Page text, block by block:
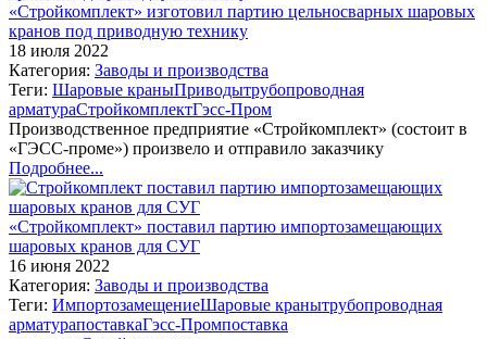
«Стройкомплект» изготовил партию цельносварных шаровых
кранов под приводную технику
18 июля 2022
Категория: Заводы и производства
Теги: Шаровые краныПриводытрубопроводная
арматураСтройкомплектГэсс-Пром
Производственное предприятие «Стройкомплект» (состоит в
«ГЭСС-проме») произвело и отправило заказчику
Подробнее...
«Стройкомплект» поставил партию импортозамещающих
шаровых кранов для СУГ
16 июня 2022
Категория: Заводы и производства
Теги: ИмпортозамещениеШаровые кранытрубопроводная
арматурапоставкаГэсс-Промпоставка